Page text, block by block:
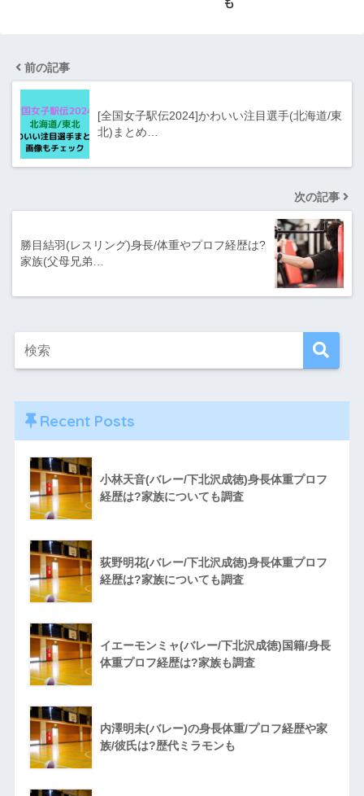
前の記事
[全国女子駅伝2024]かわいい注目選手(北海道/東
北)まとめ…
次の記事
勝目結羽(レスリング)身長/体重やプロフ経歴は?
家族(父母兄弟…
Recent Posts
小林天音(バレー/下北沢成徳)身長体重プロフ
経歴は?家族についても調査
荻野明花(バレー/下北沢成徳)身長体重プロフ
経歴は?家族についても調査
イエーモンミャ(バレー/下北沢成徳)国籍/身長
体重プロフ経歴は?家族も調査
内澤明未(バレー)の身長体重/プロフ経歴や家
族/彼氏は?歴代ミラモンも